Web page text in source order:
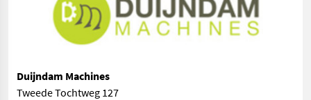
Duijndam Machines
Tweede Tochtweg 127